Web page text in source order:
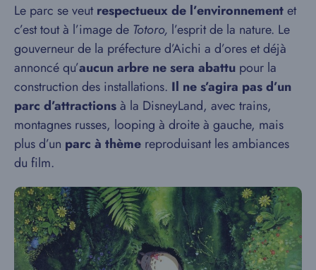
Le parc se veutrespectueux de l’environnementet
c’est tout à l’image de Totoro, l’esprit de la nature. Le
gouverneur de la préfecture d’Aichi a d’ores et déjà
annoncé qu’aucun arbre ne sera abattu pour la
construction des installations. Il ne s’agira pas d’un
parc d’attractionsà la DisneyLand, avec trains,
montagnes russes, looping à droite à gauche, mais
plus d’un parc à thème reproduisant les ambiances
du film.